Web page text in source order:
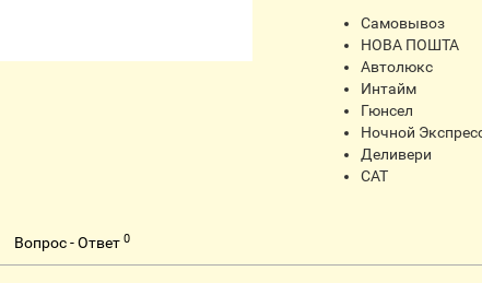
Самовывоз
НОВА ПОШТА
Автолюкс
Интайм
Гюнсел
Ночной
Деливери
CАТ
Вопрос - Ответ 0